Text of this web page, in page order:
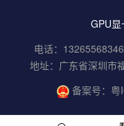
GPU显
电话：
地址：广东省深圳市
备案号： 粤